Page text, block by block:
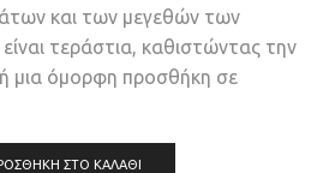
και των μεγεθών των
τεράστια, καθιστώντας την
μια όμορφη προσθήκη σε
ΣΤΟ ΚΑΛΆΘΙ